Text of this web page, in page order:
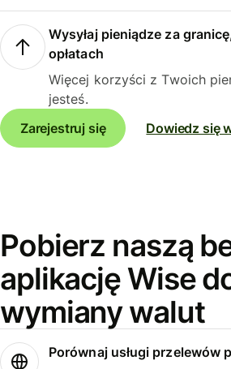
Wysyłaj pieniądze za
opłatach
Więcej korzyści z Twoich
jesteś.
Zarejestruj się
Dowiedz się
Pobierz naszą
aplikację Wise
wymiany walut
Porównaj usługi przelewów